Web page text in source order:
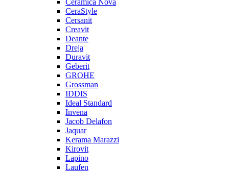
Ceramica Nova
CeraStyle
Cersanit
Creavit
Deante
Dreja
Duravit
Geberit
GROHE
Grossman
IDDIS
Ideal Standard
Invena
Jacob Delafon
Jaquar
Kerama Marazzi
Kirovit
Lapino
Laufen